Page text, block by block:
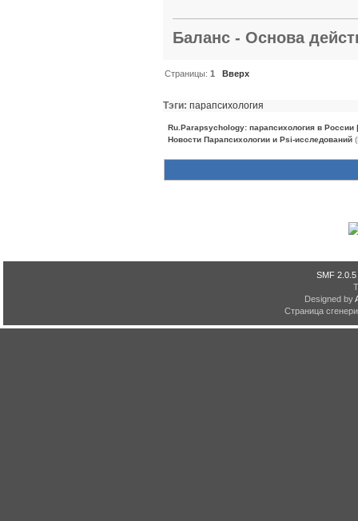
Баланс - Основа
Страницы:1 Вверх
Тэги: парапсихология
Ru.Parapsychology: парапсихология в
Новости Парапсихологии и Psi-исследований
SMF 2.0.5
Designed by
Страница